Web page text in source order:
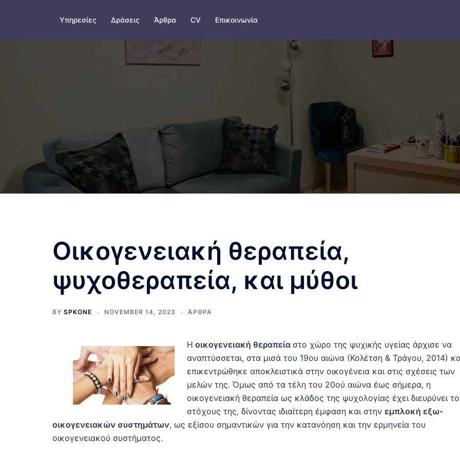
Υπηρεσίες Δράσεις Άρθρα CV Επικοινωνία
Οικογενειακή θεραπεία,
ψυχοθεραπεία, και μύθοι
BY SPKONE NOVEMBER 14, 2023 ΆΡΘΡΑ
Η οικογενειακή θεραπεία στο χώρο της ψυχικής υγείας άρχισε να
αναπτύσσεται, στα μισά του 19ου αιώνα (Κολέτση & Τράγου, 2014)
επικεντρώθηκε αποκλειστικά στην οικογένεια και στις σχέσεις των
μελών της. Όμως από τα τέλη του 20ού αιώνα έως σήμερα, η
οικογενειακή θεραπεία ως κλάδος της ψυχολογίας έχει διευρύνει
στόχους της, δίνοντας ιδιαίτερη έμφαση και στην εμπλοκή εξω-
οικογενειακών συστημάτων, ως εξίσου σημαντικών για την κατανόηση και την ερμηνεία του
οικογενειακού συστήματος.